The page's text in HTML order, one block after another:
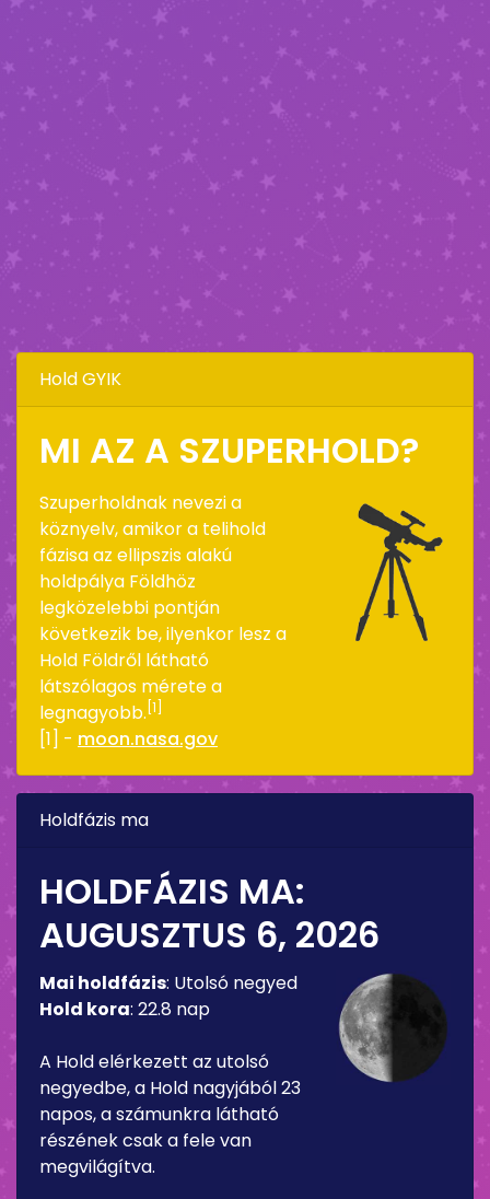
Hold GYIK
MI AZ A SZUPERHOLD?
Szuperholdnak nevezi a
köznyelv, amikor a telihold
fázisa az ellipszis alakú
holdpálya Földhöz
legközelebbi pontján
következik be, ilyenkor lesz a
Hold Földről látható
látszólagos mérete a
legnagyobb. [1]
[1] - moon.nasa.gov
Holdfázis ma
HOLDFÁZIS MA:
AUGUSZTUS 6, 2026
Mai holdfázis: Utolsó negyed
Hold kora: 22.8 nap
A Hold elérkezett az utolsó
negyedbe, a Hold nagyjából 23
napos, a számunkra látható
részének csak a fele van
megvilágítva.